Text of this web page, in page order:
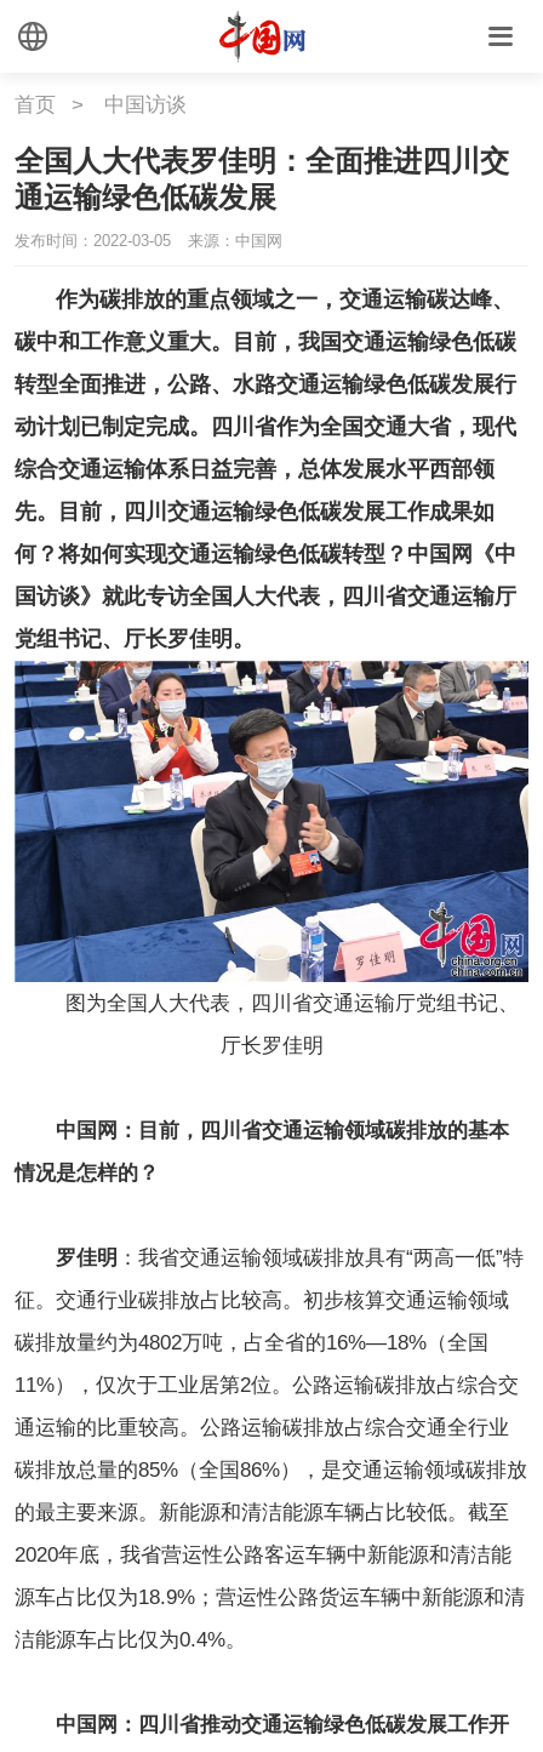
首页 > 中国访谈
全国人大代表罗佳明：全面推进四川交
通运输绿色低碳发展
发布时间：2022-03-05 18:24:07来源：中国网
作为碳排放的重点领域之一，交通运输碳达峰、
碳中和工作意义重大。目前，我国交通运输绿色低碳
转型全面推进，公路、水路交通运输绿色低碳发展行
动计划已制定完成。四川省作为全国交通大省，现代
综合交通运输体系日益完善，总体发展水平西部领
先。目前，四川交通运输绿色低碳发展工作成果如
何？将如何实现交通运输绿色低碳转型？中国网《中
国访谈》就此专访全国人大代表，四川省交通运输厅
党组书记、厅长罗佳明。
图为全国人大代表，四川省交通运输厅党组书记、
厅长罗佳明
中国网：目前，四川省交通运输领域碳排放的基本
情况是怎样的？
罗佳明 ：我省交通运输领域碳排放具有“两高一低”特
征。交通行业碳排放占比较高。初步核算交通运输领域
碳排放量约为4802万吨，占全省的16%—18%（全国
11%），仅次于工业居第2位。公路运输碳排放占综合交
通运输的比重较高。公路运输碳排放占综合交通全行业
碳排放总量的85%（全国86%），是交通运输领域碳排放
的最主要来源。新能源和清洁能源车辆占比较低。截至
2020年底，我省营运性公路客运车辆中新能源和清洁能
源车占比仅为18.9%；营运性公路货运车辆中新能源和清
洁能源车占比仅为0.4%。
中国网：四川省推动交通运输绿色低碳发展工作开